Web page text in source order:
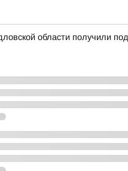
области получили